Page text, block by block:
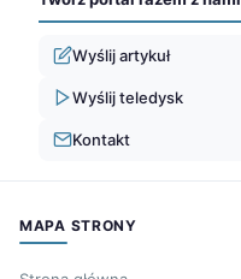
Wyślij artykuł
Wyślij teledysk
Kontakt
MAPA STRONY